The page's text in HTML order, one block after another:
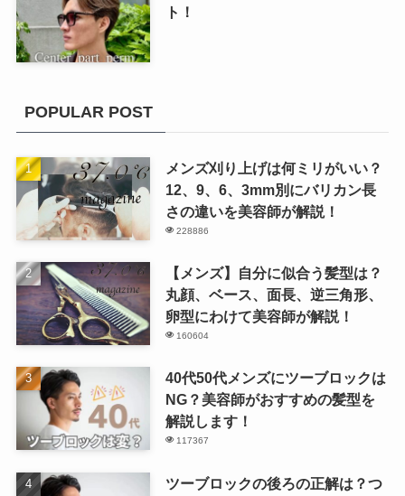
ト！
POPULAR POST
メンズ刈り上げは何ミリがいい？
12、9、6、3mm別にバリカン長
さの違いを美容師が解説！
228886
【メンズ】自分に似合う髪型は？
丸顔、ベース、面長、逆三角形、
卵型にわけて美容師が解説！
160604
40代50代メンズにツーブロックは
NG？美容師がおすすめの髪型を
解説します！
117367
ツーブロックの後ろの正解は？つ